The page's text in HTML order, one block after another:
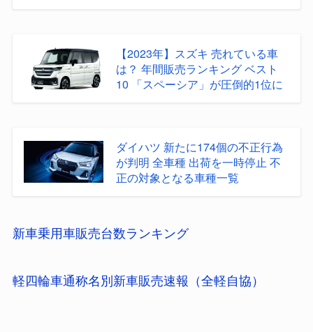
【2023年】スズキ 売れている車
は？ 年間販売ランキング ベスト
10 「スペーシア」が圧倒的1位に
ダイハツ 新たに174個の不正行為
が判明 全車種 出荷を一時停止 不
正の対象となる車種一覧
新車乗用車販売台数ランキング
軽四輪車通称名別新車販売速報（全軽自協）